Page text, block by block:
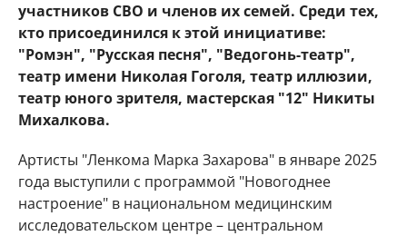
участников СВО и членов их семей. Среди тех,
кто присоединился к этой инициативе:
"Ромэн", "Русская песня", "Ведогонь-театр",
театр имени Николая Гоголя, театр иллюзии,
театр юного зрителя, мастерская "12" Никиты
Михалкова.
Артисты "Ленкома Марка Захарова" в январе 2025
года выступили с программой "Новогоднее
настроение" в национальном медицинским
исследовательском центре – центральном